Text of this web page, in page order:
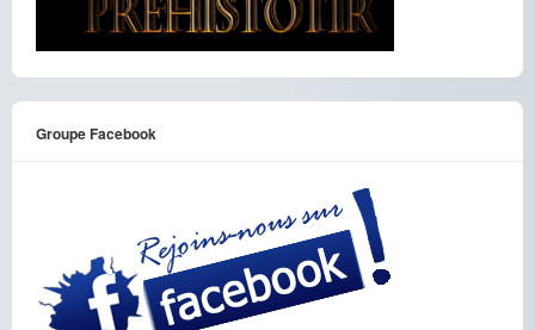
Groupe Facebook